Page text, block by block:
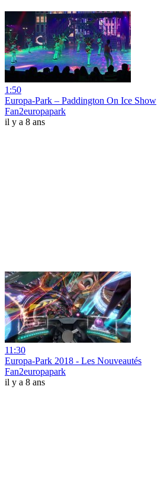
1:50
Europa-Park – Paddington On Ice Show
Fan2europapark
il y a 8 ans
11:30
Europa-Park 2018 - Les Nouveautés
Fan2europapark
il y a 8 ans